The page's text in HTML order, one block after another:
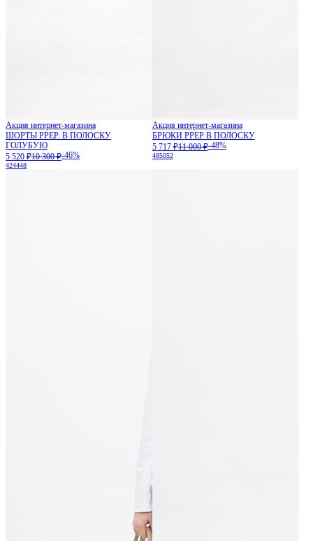
Акция интернет-магазина
ШОРТЫ PPEP. В ПОЛОСКУ
ГОЛУБУЮ
5 520 ₽10 300 ₽-46%
424448
Акция интернет-магазина
БРЮКИ PPEP В ПОЛОСКУ
5 717 ₽11 000 ₽-48%
485052